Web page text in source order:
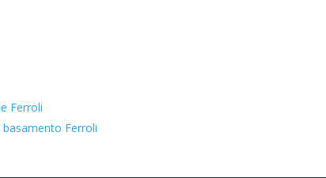
Ferroli
Ferroli